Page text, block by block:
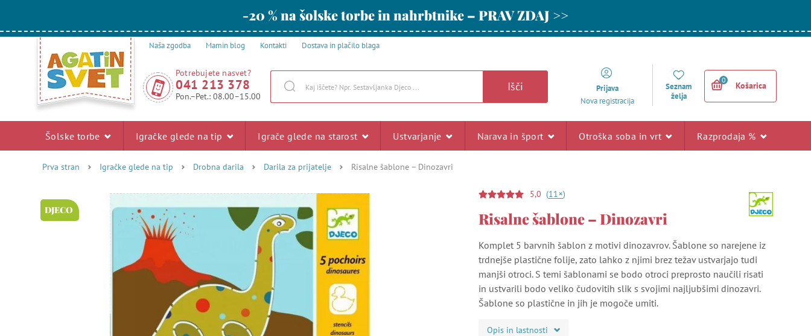
-20 % na šolske torbe in nahrbtnike – PRAV ZDAJ >>
Naša zgodba Mamin blog Kontakti Dostava in plačilo blaga
Potrebujete nasvet?
041 213 378
Pon.–Pet.: 08.00–15.00
Išči
Prijava
Nova registracija
Seznam
želja
0
Košarica
Šolske torbe Igračke glede na tip Igrače glede na starost Ustvarjanje Narava in šport Otroška soba in vrt Razprodaja %
Prva stran Igračke glede na tip Drobna darila Darila za prijatelje Risalne šablone – Dinozavri
DJECO
5,0 (11+)
Risalne šablone – Dinozavri
Komplet 5 barvnih šablon z motivi dinozavrov. Šablone so narejene iz
trdnejše plastične folije, zato lahko z njimi brez težav ustvarjajo tudi
manjši otroci. S temi šablonami se bodo otroci preprosto naučili risati
in ustvarili bodo veliko čudovitih slik s svojimi najljubšimi dinozavri.
Šablone so plastične in jih je mogoče umiti.
Opis in lastnosti